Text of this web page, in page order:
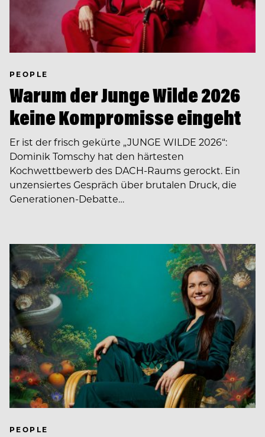
PEOPLE
Warum der Junge Wilde 2026
keine Kompromisse eingeht
Er ist der frisch gekürte „JUNGE WILDE 2026“:
Dominik Tomschy hat den härtesten
Kochwettbewerb des DACH-Raums gerockt. Ein
unzensiertes Gespräch über brutalen Druck, die
Generationen-Debatte…
PEOPLE